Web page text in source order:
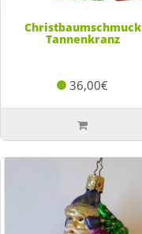
Christbaumschmuck
Tannenkranz
36,00€